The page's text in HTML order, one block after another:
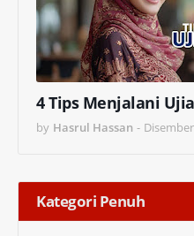
4 Tips Menjalani
by Hasrul Hassan -
Kategori Penuh